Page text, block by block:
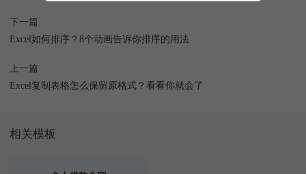
下一篇
Excel如何排序？8个动画告诉你排序的用法
上一篇
Excel复制表格怎么保留原格式？看看你就会了
相关模板